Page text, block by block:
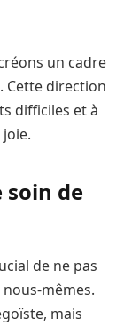
un cadre
Cette direction
difficiles et à
soin de
de ne pas
mêmes.
mais